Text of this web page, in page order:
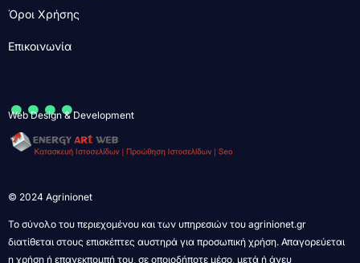
Όροι Χρήσης
Επικοινωνία
....
Web Design & Development
© 2024 Agrinionet
Το σύνολο του περιεχομένου και των υπηρεσιών του agrinionet.gr
διατίθεται στους επισκέπτες αυστηρά για προσωπική χρήση. Απαγορεύεται
η χρήση ή επανεκπομπή του, σε οποιοδήποτε μέσο, μετά ή άνευ